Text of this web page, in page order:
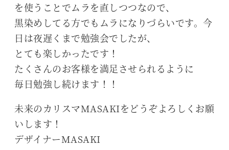
を使うことでムラを直しつつなので、
黒染めしてる方でもムラになりづらいです。今
日は夜遅くまで勉強会でしたが、
とても楽しかったです！
たくさんのお客様を満足させられるように
毎日勉強し続けます！！
未来のカリスマMASAKIをどうぞよろしくお願
いします！
デザイナーMASAKI